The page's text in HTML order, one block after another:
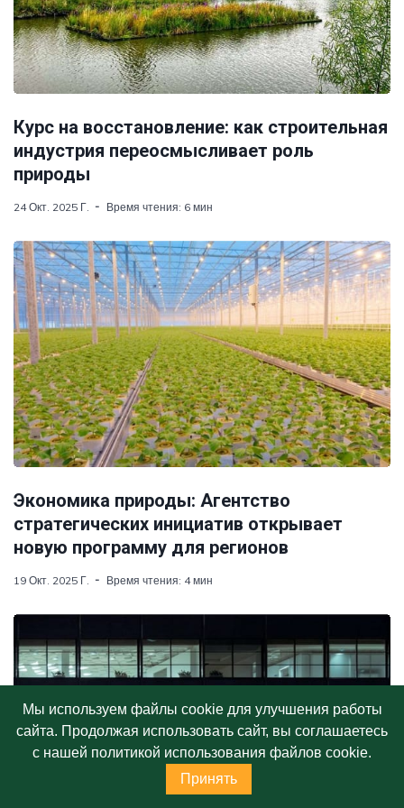
Курс на восстановление: как строительная
индустрия переосмысливает роль
природы
24 Окт. 2025 Г. Время чтения: 6 мин
Экономика природы: Агентство
стратегических инициатив открывает
новую программу для регионов
19 Окт. 2025 Г. Время чтения: 4 мин
Мы используем файлы cookie для улучшения работы
сайта. Продолжая использовать сайт, вы соглашаетесь
с нашей политикой использования файлов cookie.
Принять